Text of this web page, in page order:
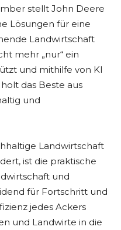
stellt John Deere
Lösungen für eine
Landwirtschaft
mehr „nur“ ein
und mithilfe von KI
das Beste aus
und
Landwirtschaft
ist die praktische
und
für Fortschritt und
jedes Ackers
und Landwirte in die